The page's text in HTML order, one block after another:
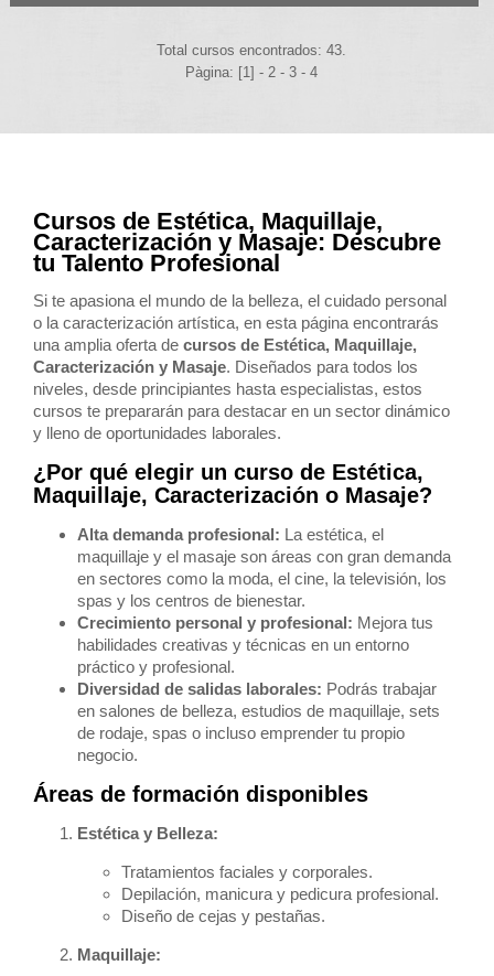
Total cursos encontrados: 43.
Pàgina: [1] -2 -3 -4
Cursos de Estética, Maquillaje,
Caracterización y Masaje: Descubre
tu Talento Profesional
Si te apasiona el mundo de la belleza, el cuidado personal
o la caracterización artística, en esta página encontrarás
una amplia oferta decursos de Estética, Maquillaje,
Caracterización y Masaje. Diseñados para todos los
niveles, desde principiantes hasta especialistas, estos
cursos te prepararán para destacar en un sector dinámico
y lleno de oportunidades laborales.
¿Por qué elegir un curso de Estética,
Maquillaje, Caracterización o Masaje?
Alta demanda profesional: La estética, el
maquillaje y el masaje son áreas con gran demanda
en sectores como la moda, el cine, la televisión, los
spas y los centros de bienestar.
Crecimiento personal y profesional: Mejora tus
habilidades creativas y técnicas en un entorno
práctico y profesional.
Diversidad de salidas laborales: Podrás trabajar
en salones de belleza, estudios de maquillaje, sets
de rodaje, spas o incluso emprender tu propio
negocio.
Áreas de formación disponibles
Estética y Belleza:
Tratamientos faciales y corporales.
Depilación, manicura y pedicura profesional.
Diseño de cejas y pestañas.
Maquillaje: